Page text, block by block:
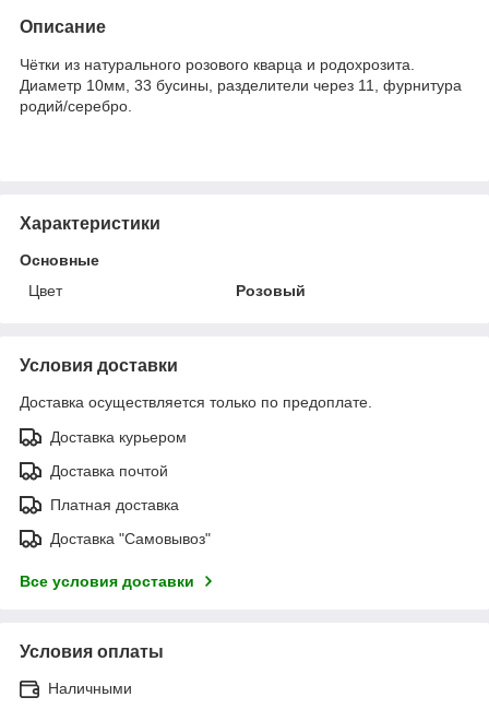
Описание
Чётки из натурального розового кварца и родохрозита.
Диаметр 10мм, 33 бусины, разделители через 11, фурнитура
родий/серебро.
Характеристики
Основные
Цвет
Розовый
Условия доставки
Доставка осуществляется только по предоплате.
Доставка курьером
Доставка почтой
Платная доставка
Доставка "Самовывоз"
Все условия доставки
Условия оплаты
Наличными